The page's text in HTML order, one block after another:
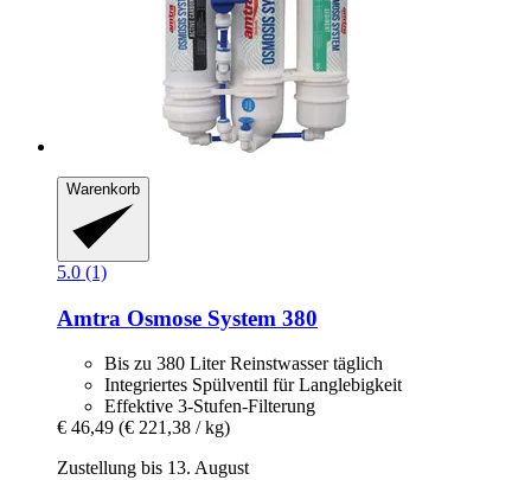
Warenkorb
5.0 (1)
Amtra Osmose System 380
Bis zu 380 Liter Reinstwasser täglich
Integriertes Spülventil für Langlebigkeit
Effektive 3-Stufen-Filterung
€ 46,49 (€ 221,38 / kg)
Zustellung bis 13. August